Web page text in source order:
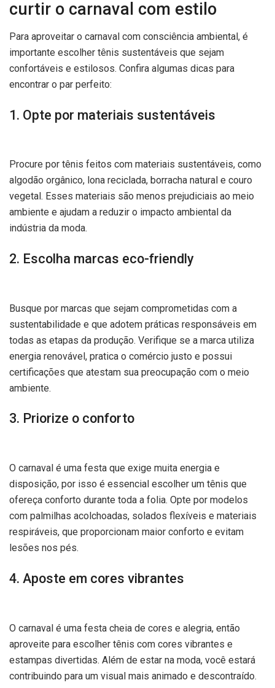
curtir o carnaval com estilo
Para aproveitar o carnaval com consciência ambiental, é
importante escolher tênis sustentáveis que sejam
confortáveis e estilosos. Confira algumas dicas para
encontrar o par perfeito:
1. Opte por materiais sustentáveis
Procure por tênis feitos com materiais sustentáveis, como
algodão orgânico, lona reciclada, borracha natural e couro
vegetal. Esses materiais são menos prejudiciais ao meio
ambiente e ajudam a reduzir o impacto ambiental da
indústria da moda.
2. Escolha marcas eco-friendly
Busque por marcas que sejam comprometidas com a
sustentabilidade e que adotem práticas responsáveis em
todas as etapas da produção. Verifique se a marca utiliza
energia renovável, pratica o comércio justo e possui
certificações que atestam sua preocupação com o meio
ambiente.
3. Priorize o conforto
O carnaval é uma festa que exige muita energia e
disposição, por isso é essencial escolher um tênis que
ofereça conforto durante toda a folia. Opte por modelos
com palmilhas acolchoadas, solados flexíveis e materiais
respiráveis, que proporcionam maior conforto e evitam
lesões nos pés.
4. Aposte em cores vibrantes
O carnaval é uma festa cheia de cores e alegria, então
aproveite para escolher tênis com cores vibrantes e
estampas divertidas. Além de estar na moda, você estará
contribuindo para um visual mais animado e descontraído.